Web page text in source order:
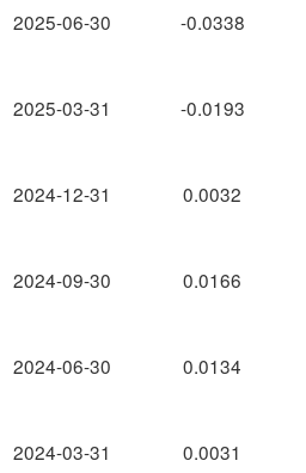
2025-06-30
2025-03-31
2024-12-31
2024-09-30
2024-06-30
2024-03-31
-0.0338
-0.0193
0.0032
0.0166
0.0134
0.0031